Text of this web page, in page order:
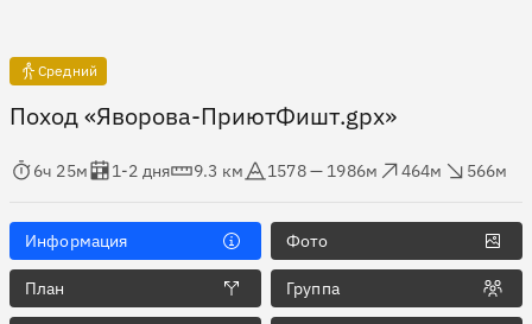
Средний
Поход «Яворова-ПриютФишт.gpx»
в пути
6ч 25м
Оценка в днях
1-2 дня
Дистанция
9.3 км
Абсолютная высота
1578 — 1986м
Набор высоты
464м
566м
Информация Фото
План Группа